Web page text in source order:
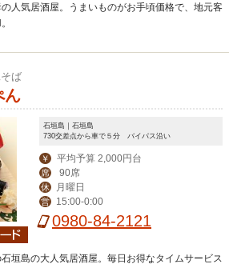
人気居酒屋。うまいものがお手頃価格で、地元客
ば
ん
石垣島｜石垣島
730交差点から車で５分 バイパス沿い
￥ 平均予算 2,000円台
席 90席
休 月曜日
営 15:00‐0:00
0980-84-2121
石垣島の大人気居酒屋。毎日お得なタイムサービス